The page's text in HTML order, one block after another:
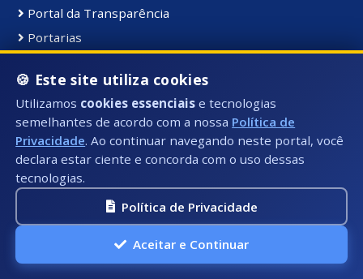
Portal da Transparência
Portarias
Processos Seletivos
PROCON Municipal
PRODES
Protocolo
Publicações
Recursos Humanos
🍪 Este site utiliza cookies
Utilizamos cookies essenciais e tecnologias
semelhantes de acordo com a nossa Política de
Privacidade. Ao continuar navegando neste portal, você
declara estar ciente e concorda com o uso dessas
tecnologias.
Política de Privacidade
Aceitar e Continuar